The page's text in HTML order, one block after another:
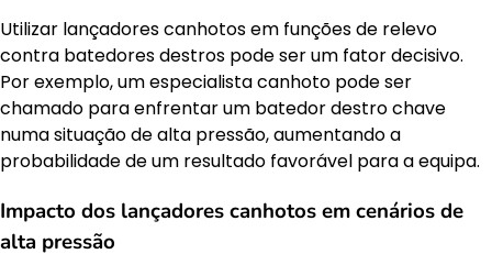
Utilizar lançadores canhotos em funções de relevo
contra batedores destros pode ser um fator decisivo.
Por exemplo, um especialista canhoto pode ser
chamado para enfrentar um batedor destro chave
numa situação de alta pressão, aumentando a
probabilidade de um resultado favorável para a equipa.
Impacto dos lançadores canhotos em cenários de
alta pressão